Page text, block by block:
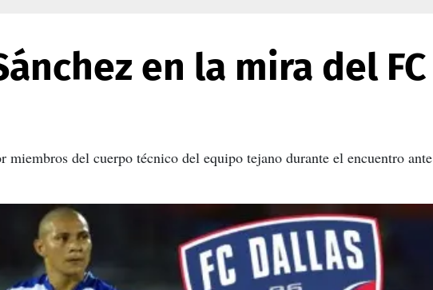
en la mira del FC
del cuerpo técnico del equipo tejano durante el encuentro ante